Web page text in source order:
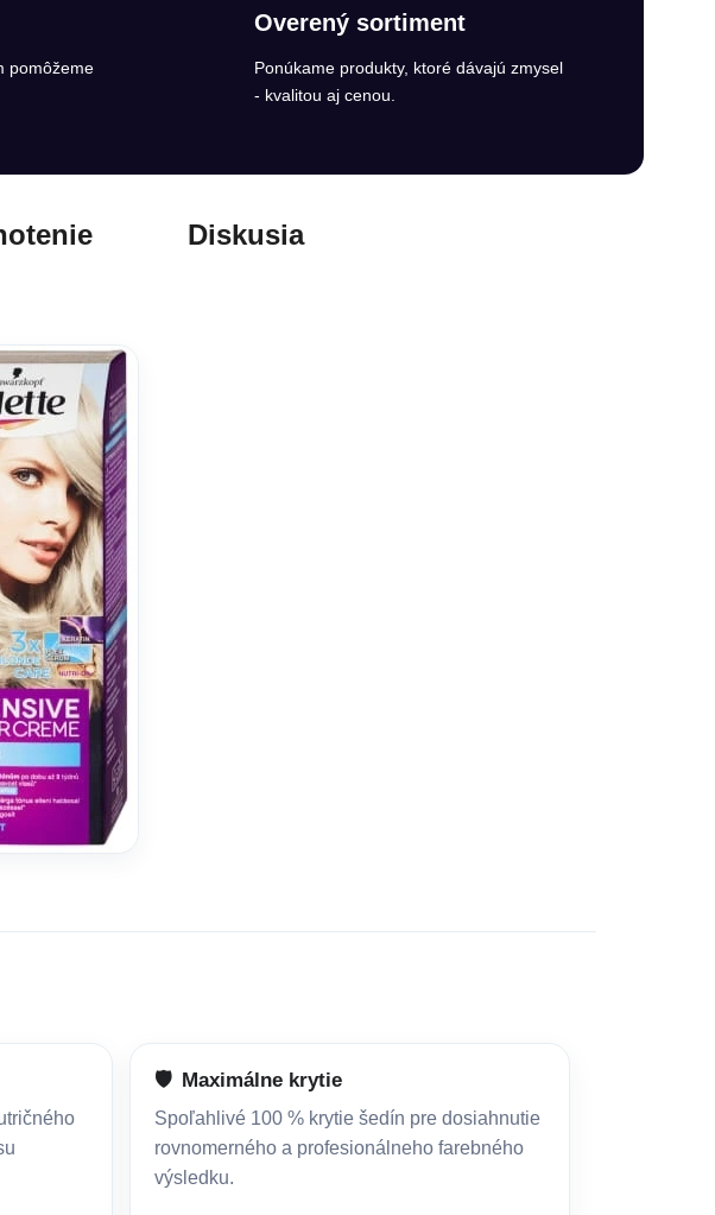
pomôžeme
Overený sortiment
Ponúkame produkty, ktoré dávajú zmysel
- kvalitou aj cenou.
Diskusia
🛡️ Maximálne krytie
Spoľahlivé 100 % krytie šedín pre dosiahnutie
rovnomerného a profesionálneho farebného
výsledku.